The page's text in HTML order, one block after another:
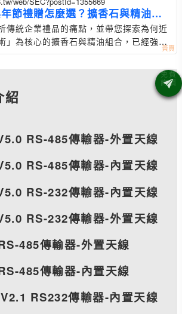
節禮贈怎麼選？擴香石與精油擴
傳統企業禮品的痛點，並帶您探索為何近
」為核心的擴香石與精油組合，已經強勢
與年
紹
RS-485傳輸器-外置天線
RS-485傳輸器-內置天線
RS-232傳輸器-內置天線
RS-232傳輸器-外置天線
485傳輸器-外置天線
485傳輸器-內置天線
RS232傳輸器-內置天線